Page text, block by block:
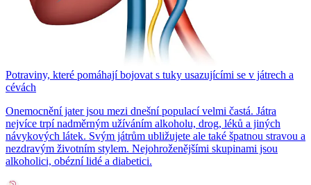
Potraviny, které pomáhají bojovat s tuky usazujícími se v játrech a
cévách
Onemocnění jater jsou mezi dnešní populací velmi častá. Játra
nejvíce trpí nadměrným užíváním alkoholu, drog, léků a jiných
návykových látek. Svým játrům ubližujete ale také špatnou stravou a
nezdravým životním stylem. Nejohroženějšími skupinami jsou
alkoholici, obézní lidé a diabetici.